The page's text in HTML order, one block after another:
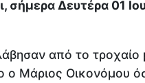
σήμερα Δευτέρα 01
από το τροχαίο
Μάριος Οικονόμου